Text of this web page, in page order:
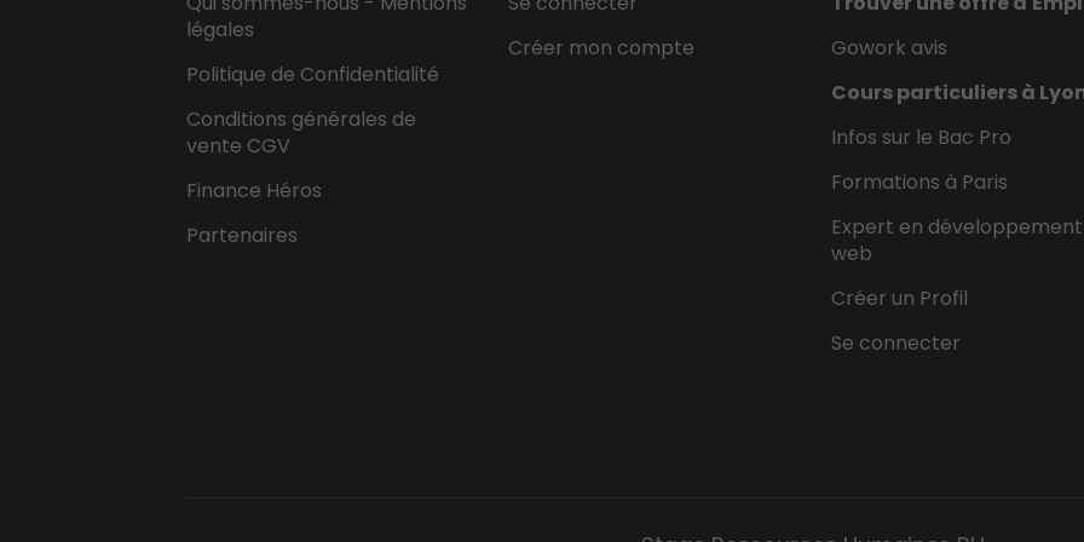
légales
Politique de Confidentialité
Conditions générales de
vente CGV
Finance Héros
Partenaires
Créer mon compte
Gowork avis
Cours particuliers à
Infos sur le Bac Pro
Formations à Paris
Expert en développement
web
Créer un Profil
Se connecter